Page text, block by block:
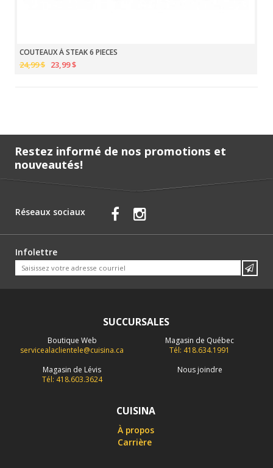
COUTEAUX À STEAK 6 PIECES
24,99 $ 23,99 $
Restez informé de nos promotions et
nouveautés!
Réseaux sociaux
Infolettre
SUCCURSALES
Boutique Web
servicealaclientele@cuisina.ca
Magasin de Québec
Tél: 418.634.1991
Magasin de Lévis
Tél: 418.603.3624
Nous joindre
CUISINA
À propos
Carrière